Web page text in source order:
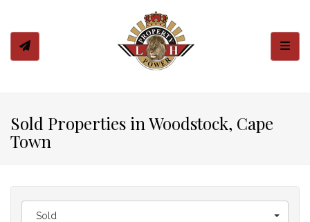
Sold Properties in Woodstock, Cape
Town
Sold